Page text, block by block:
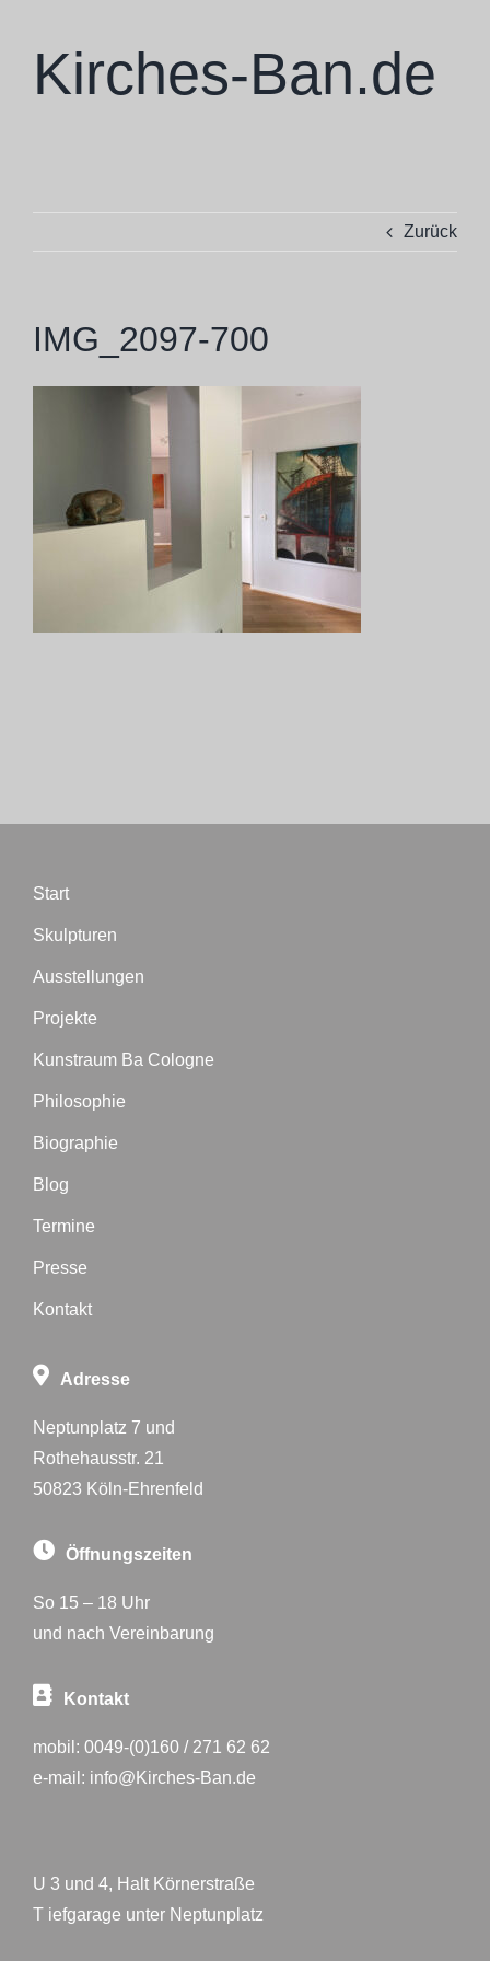
springenKirches-Ban.de
Zurück
IMG_2097-700
Start
Skulpturen
Ausstellungen
Projekte
Kunstraum Ba Cologne
Philosophie
Biographie
Blog
Termine
Presse
Kontakt
Adresse
Neptunplatz 7 und
Rothehausstr. 21
50823 Köln-Ehrenfeld
Öffnungszeiten
So 15 – 18 Uhr
und nach Vereinbarung
Kontakt
mobil: 0049-(0)160 / 271 62 62
e-mail: info@Kirches-Ban.de
U 3 und 4, Halt Körnerstraße
T iefgarage unter Neptunplatz